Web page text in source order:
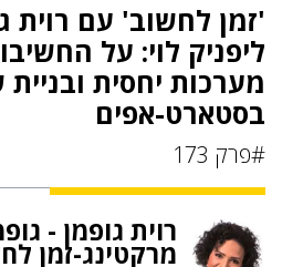
'זמן לחשוב' עם רוית
ליפניק לוי: על
מערכות יחסית ובניית
בסטארט-אפים
#פרק 173
רוית גופמן -
מרקטינג-זמן